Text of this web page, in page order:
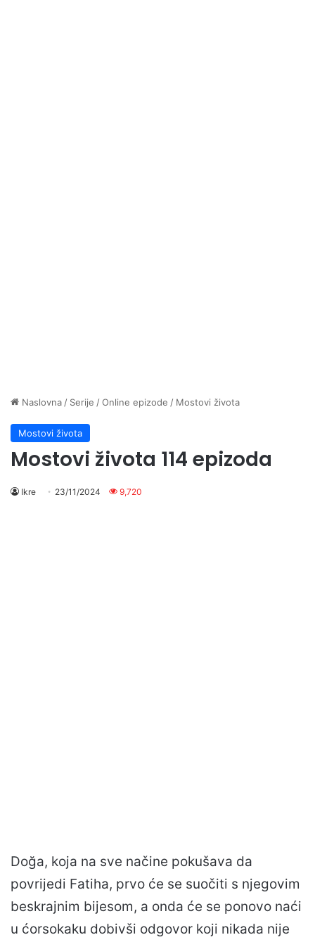
Naslovna / Serije /Online epizode / Mostovi života
Mostovi života
Mostovi života 114 epizoda
Ikre 23/11/2024 9,720
Doğa, koja na sve načine pokušava da
povrijedi Fatiha, prvo će se suočiti s njegovim
beskrajnim bijesom, a onda će se ponovo naći
u ćorsokaku dobivši odgovor koji nikada nije